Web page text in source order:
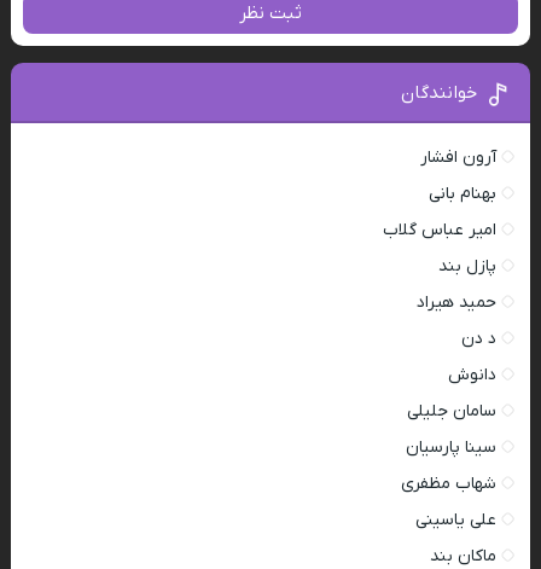
ثبت نظر
خوانندگان
آرون افشار
بهنام بانی
امیر عباس گلاب
پازل بند
حمید هیراد
د دن
دانوش
سامان جلیلی
سینا پارسیان
شهاب مظفری
علی یاسینی
ماکان بند